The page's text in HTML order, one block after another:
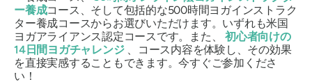
ー養成コース、そして包括的な500時間ヨガインストラク
ター養成コースからお選びいただけます。いずれも米国
ヨガアライアンス認定コースです。また、初心者向けの
14日間ヨガチャレンジ、コース内容を体験し、その効果
を直接実感することもできます。今すぐご参加くださ
い！